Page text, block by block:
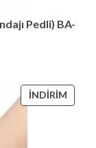
Pedli) BA-
İNDIRIM
ÜRÜN